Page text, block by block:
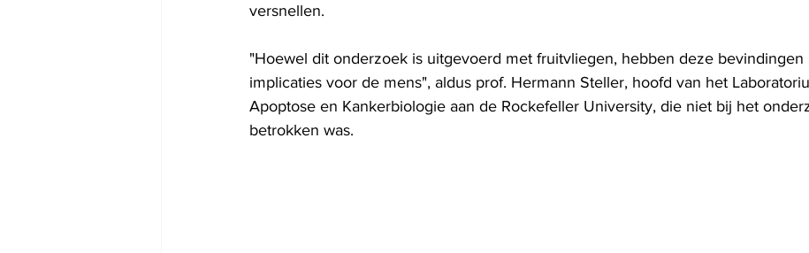
versnellen.
"Hoewel dit onderzoek is uitgevoerd met fruitvliegen, hebben deze bevindingen
implicaties voor de mens", aldus prof. Hermann Steller, hoofd van het
Apoptose en Kankerbiologie aan de Rockefeller University, die niet bij het
betrokken was.